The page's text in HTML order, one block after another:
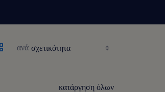
ανά
κατάργηση όλων